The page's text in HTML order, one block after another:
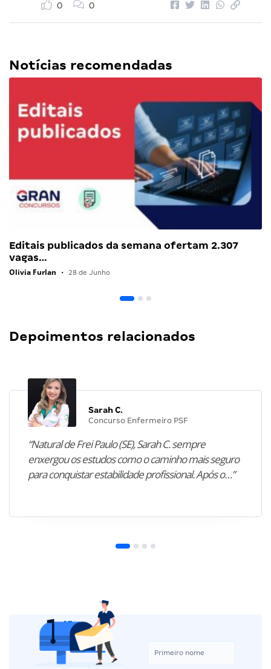
0 0
Notícias recomendadas
Editais publicados da semana ofertam 2.307
vagas…
Olivia Furlan • 28 de Junho
Depoimentos relacionados
Sarah C.
Concurso Enfermeiro PSF
“Natural de Frei Paulo (SE), Sarah C. sempre
enxergou os estudos como o caminho mais seguro
para conquistar estabilidade profissional. Após o…”